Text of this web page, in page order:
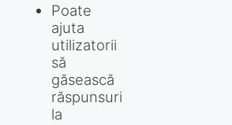
Poate
ajuta
utilizatorii
să
găsească
răspunsuri
la